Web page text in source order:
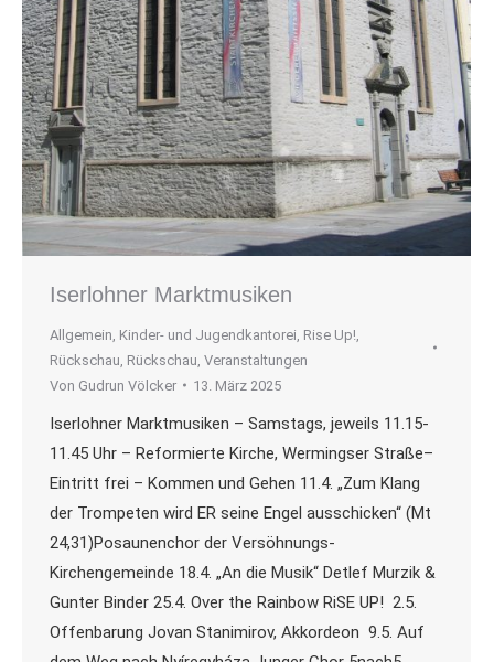
Iserlohner Marktmusiken
Allgemein Kinder- und Jugendkantorei Rise Up!
Rückschau Rückschau Veranstaltungen
Von Gudrun Völcker 13. März 2025
Iserlohner Marktmusiken – Samstags, jeweils 11.15-
11.45 Uhr – Reformierte Kirche, Wermingser Straße–
Eintritt frei – Kommen und Gehen 11.4. „Zum Klang
der Trompeten wird ER seine Engel ausschicken“ (Mt
24,31)Posaunenchor der Versöhnungs-
Kirchengemeinde 18.4. „An die Musik“ Detlef Murzik &
Gunter Binder 25.4. Over the Rainbow RiSE UP! 2.5.
Offenbarung Jovan Stanimirov, Akkordeon 9.5. Auf